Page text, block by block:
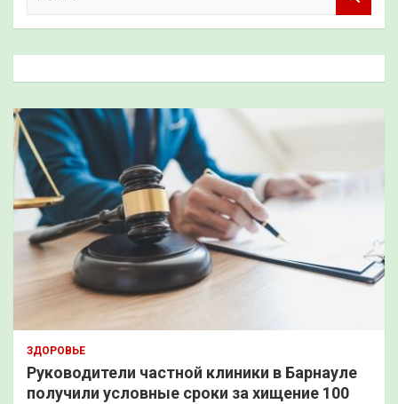
к
ЗДОРОВЬЕ
Руководители частной клиники в Барнауле
получили условные сроки за хищение 100